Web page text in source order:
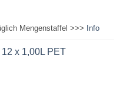
Mengenstaffel >>>
Info
x 1,00L PET